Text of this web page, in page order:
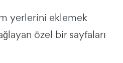
yerlerini eklemek
özel bir sayfaları